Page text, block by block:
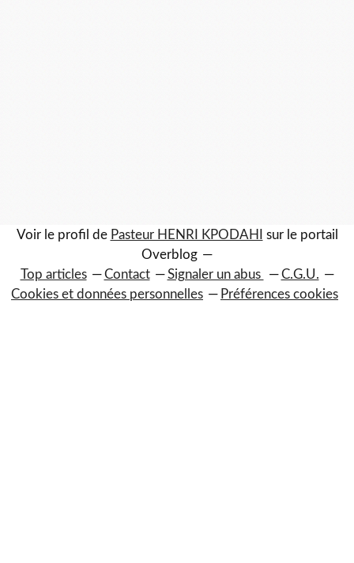
Voir le profil de Pasteur HENRI KPODAHI
sur le portail
Overblog
Top articles
Contact Signaler un abus
C.G.U.
Cookies et données personnelles
Préférences cookies